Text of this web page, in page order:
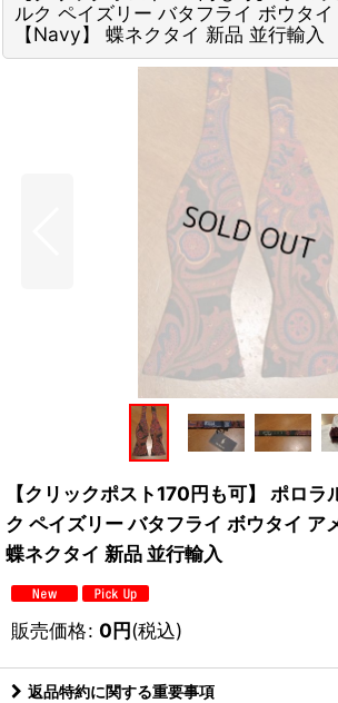
ルク ペイズリー バタフライ ボウタ
【Navy】 蝶ネクタイ 新品 並行輸入
【クリックポスト170円も可】 ポロラ
ク ペイズリー バタフライ ボウタイ ア
蝶ネクタイ 新品 並行輸入
販売価格: 0円(税込)
返品特約に関する重要事項